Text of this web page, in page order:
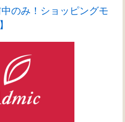
のみ！ショッピングモ